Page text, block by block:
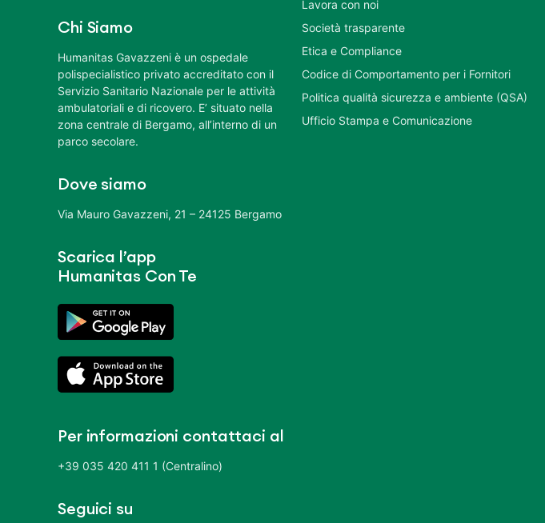
Chi Siamo
Humanitas Gavazzeni è un ospedale
polispecialistico privato accreditato con il
Servizio Sanitario Nazionale per le attività
ambulatoriali e di ricovero. E’ situato nella
zona centrale di Bergamo, all’interno di un
parco secolare.
Dove siamo
Via Mauro Gavazzeni, 21 – 24125 Bergamo
Scarica l’app
Humanitas Con Te
Per informazioni contattaci al
+39 035 420 411 1 (Centralino)
Seguici su
Lavora con noi
Società trasparente
Etica e Compliance
Codice di Comportamento per i Fornitori
Politica qualità sicurezza e ambiente (QSA)
Ufficio Stampa e Comunicazione